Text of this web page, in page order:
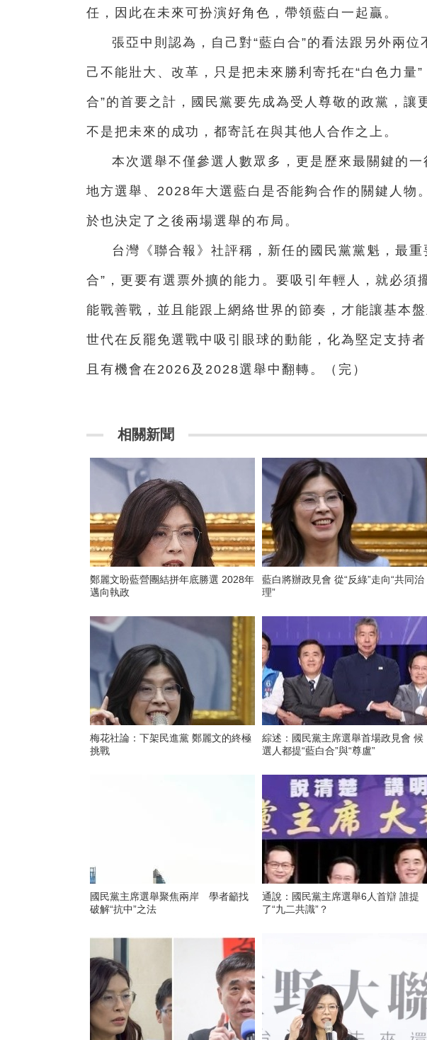
任，因此在未來可扮演好角色，帶領藍白一起贏。
張亞中則認為，自己對“藍白合”的看法跟另外兩位
己不能壯大、改革，只是把未來勝利寄托在“白色力量
合”的首要之計，國民黨要先成為受人尊敬的政黨，讓
不是把未來的成功，都寄託在與其他人合作之上。
本次選舉不僅參選人數眾多，更是歷來最關鍵的
地方選舉、2028年大選藍白是否能夠合作的關鍵人物
於也決定了之後兩場選舉的布局。
台灣《聯合報》社評稱，新任的國民黨黨魁，最重
合”，更要有選票外擴的能力。要吸引年輕人，就必須
能戰善戰，並且能跟上網絡世界的節奏，才能讓基本
世代在反罷免選戰中吸引眼球的動能，化為堅定支持
且有機會在2026及2028選舉中翻轉。（完）
相關新聞
鄭麗文盼藍營團結拼年底勝選 2028年
邁向執政
藍白將辦政見會 從“反綠”走向“共同治
理”
梅花社論：下架民進黨 鄭麗文的終極
挑戰
綜述：國民黨主席選舉首場政見會 候
選人都提“藍白合”與“尊盧”
國民黨主席選舉聚焦兩岸 學者籲找
破解“抗中”之法
通說：國民黨主席選舉6人首辯 誰提
了“九二共識”？